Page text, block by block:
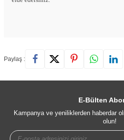
Paylaş :
E-Bülten
Kampanya ve yeniliklerden haberdar
olun!